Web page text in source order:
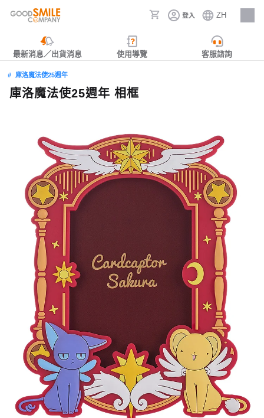
登入 ZH
人才招募
最新消息／出貨消息 使用導覽 客服諮詢
庫洛魔法使25週年
庫洛魔法使25週年 相框